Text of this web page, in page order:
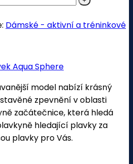
Dámské - aktivní a tréninkové
Aqua Sphere
model nabízí krásný
zpevnění v oblasti
začátečnice, která hledá
hledající plavky za
plavky pro Vás.